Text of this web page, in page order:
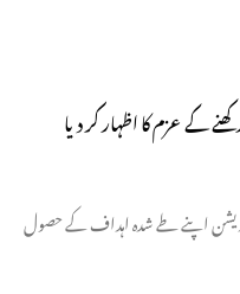
کے عزم کا اظہار کر دیا
اپنے طے شدہ اہداف کے حصول